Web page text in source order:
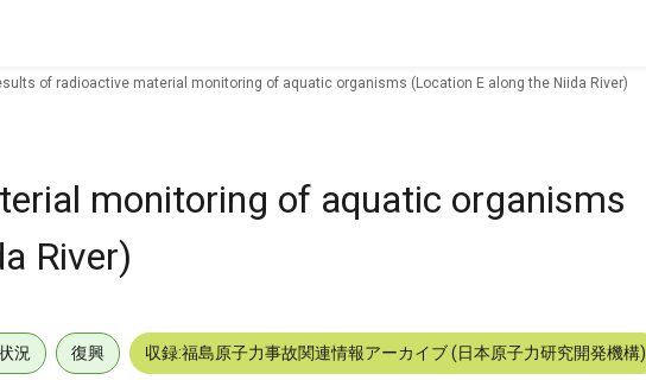
of radioactive material monitoring of aquatic organisms (Location E along the Niida River)
monitoring of aquatic organisms
River)
況 復興 収録:福島原子力事故関連情報アーカイブ (日本原子力研究開発機構)